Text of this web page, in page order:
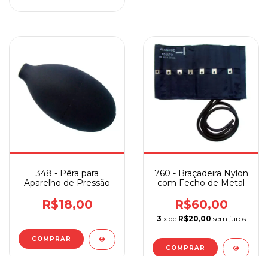
348 - Pêra para
Aparelho de Pressão
R$18,00
760 - Braçadeira Nylon
com Fecho de Metal
R$60,00
3 x de R$20,00 sem juros